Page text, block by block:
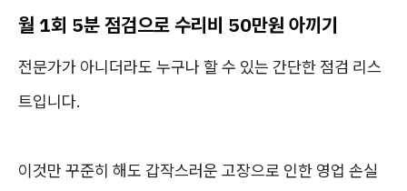
월 1회 5분 점검으로 수리비 50만원 아끼기
전문가가 아니더라도 누구나 할 수 있는 간단한 점검 리스
트입니다.
이것만 꾸준히 해도 갑작스러운 고장으로 인한 영업 손실